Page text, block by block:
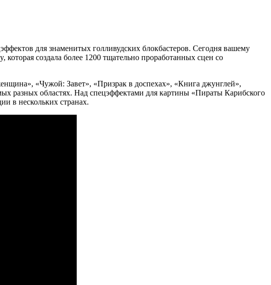
для знаменитых голливудских блокбастеров. Сегодня вашему
которая создала более 1200 тщательно проработанных сцен со
«Чужой: Завет», «Призрак в доспехах», «Книга джунглей»,
разных областях. Над спецэффектами для картины «Пираты Карибского
в нескольких странах.